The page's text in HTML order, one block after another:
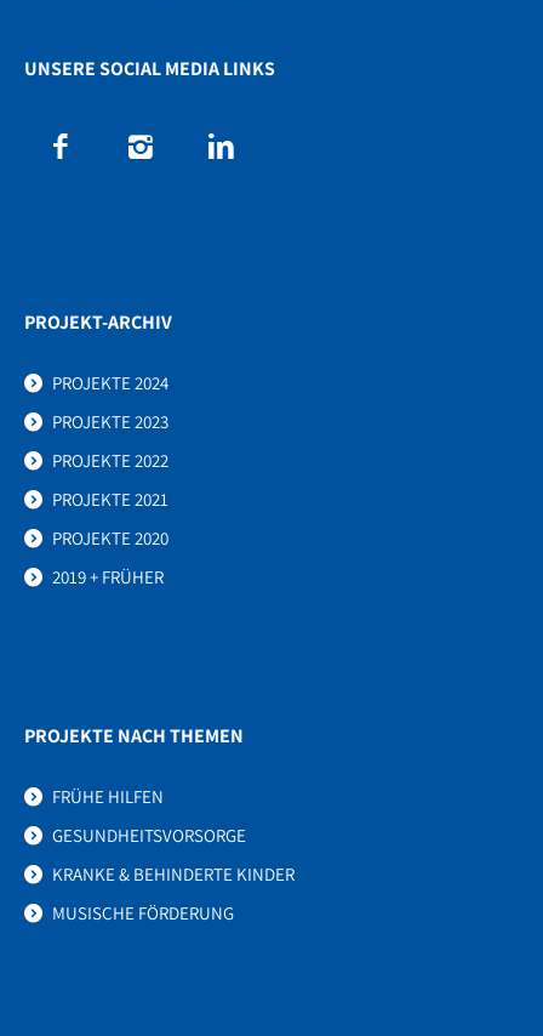
UNSERE SOCIAL MEDIA LINKS
PROJEKT-ARCHIV
PROJEKTE 2024
PROJEKTE 2023
PROJEKTE 2022
PROJEKTE 2021
PROJEKTE 2020
2019 + FRÜHER
PROJEKTE NACH THEMEN
FRÜHE HILFEN
GESUNDHEITSVORSORGE
KRANKE & BEHINDERTE KINDER
MUSISCHE FÖRDERUNG